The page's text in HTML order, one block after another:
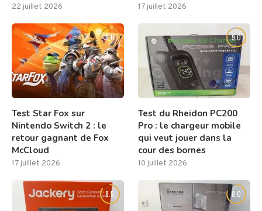
22 juillet 2026 17 juillet 2026
8.0
Test Star Fox sur
Nintendo Switch 2 : le
retour gagnant de Fox
McCloud
17 juillet 2026
9.0
Test du Rheidon PC200
Pro : le chargeur mobile
qui veut jouer dans la
cour des bornes
10 juillet 2026
8.5 8.0